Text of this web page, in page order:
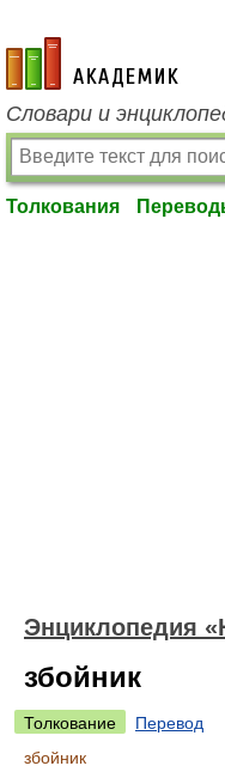
academic.ru
Словари и
Толкования
Энциклопедия
збойник
Толкование
Перевод
збойник